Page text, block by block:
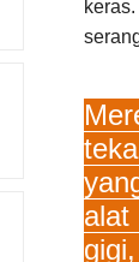
alat